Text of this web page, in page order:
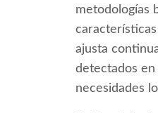
metodologías
ajusta
detectados
necesidades